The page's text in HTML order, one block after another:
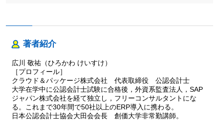
著者紹介
広川 敬祐（ひろかわ けいすけ）
［プロフィール］
クラウド＆パッケージ株式会社 代表取締役 公認会計士
大学在学中に公認会計士試験に合格後，外資系監査法人，SAP
ジャパン株式会社を経て独立し，フリーコンサルタントにな
る。これまで30年間で50社以上のERP導入に携わる。
日本公認会計士協会大田会会長 創価大学非常勤講師。